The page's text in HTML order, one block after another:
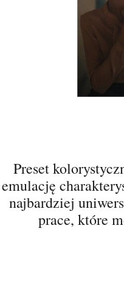
Preset
emulację
najbardziej
prace, które